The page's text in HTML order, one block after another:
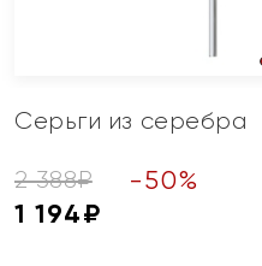
Серьги из серебра
2 388₽ -50%
1 194₽